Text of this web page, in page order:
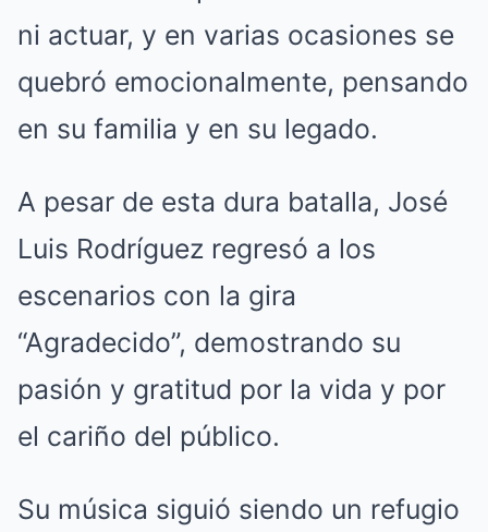
ni actuar, y en varias ocasiones se
quebró emocionalmente, pensando
en su familia y en su legado.
A pesar de esta dura batalla, José
Luis Rodríguez regresó a los
escenarios con la gira
“Agradecido”, demostrando su
pasión y gratitud por la vida y por
el cariño del público.
Su música siguió siendo un refugio